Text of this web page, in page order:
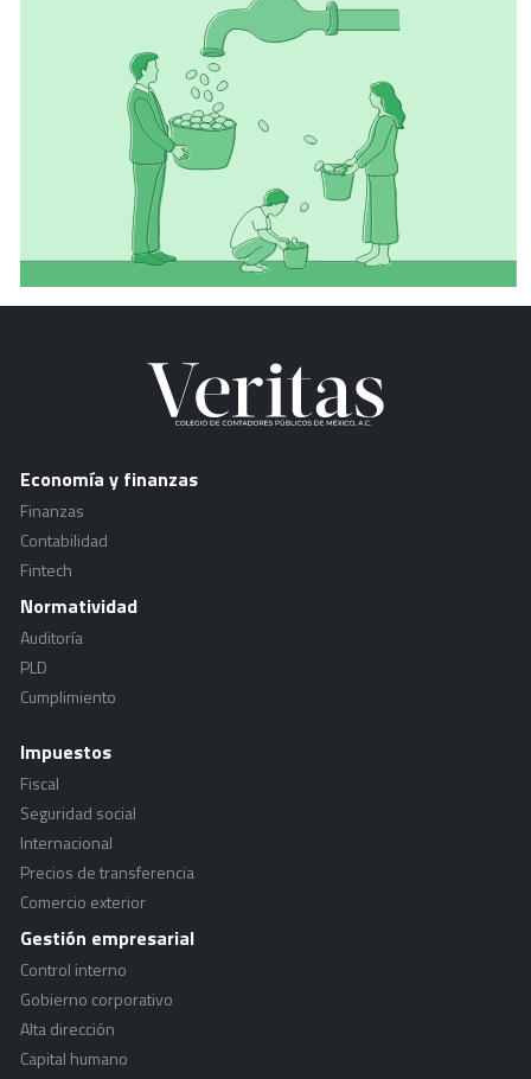
Economía y finanzas
Finanzas
Contabilidad
Fintech
Normatividad
Auditoría
PLD
Cumplimiento
Impuestos
Fiscal
Seguridad social
Internacional
Precios de transferencia
Comercio exterior
Gestión empresarial
Control interno
Gobierno corporativo
Alta dirección
Capital humano